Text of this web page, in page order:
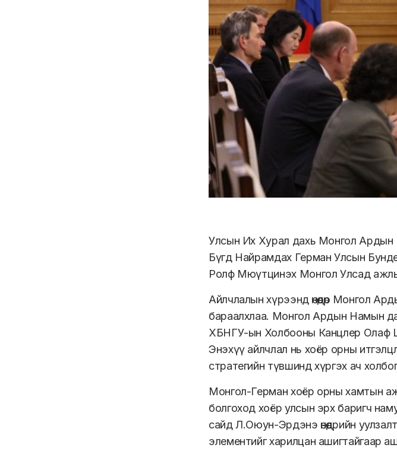
Улсын Их Хурал дахь Монгол Ардын
Бүгд Найрамдах Герман Улсын
Ролф Мюүтцинэх Монгол Улсад
Айлчлалын хүрээнд өнөөдөр Монгол
бараалхлаа. Монгол Ардын Намын
ХБНГУ-ын Холбооны Канцлер Олаф
Энэхүү айлчлал нь хоёр орны
стратегийн түвшинд хүргэх ач
Монгол-Герман хоёр орны хамтын
болгоход хоёр улсын эрх баригч
сайд Л.Оюун-Эрдэнэ өнөөдрийн
элементийг харилцан ашигтайгаар